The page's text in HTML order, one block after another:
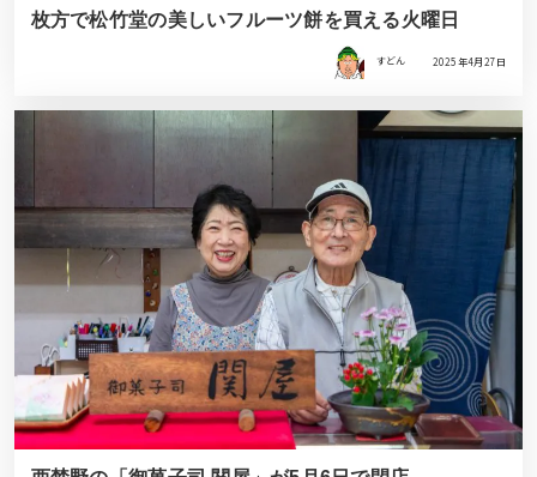
枚方で松竹堂の美しいフルーツ餅を買える火曜日
すどん 2025年4月27日